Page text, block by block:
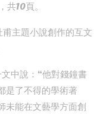
10頁。
主題小說創作的互文
中說：“他對錢鐘書
是了不得的學術著
未能在文藝學方面創